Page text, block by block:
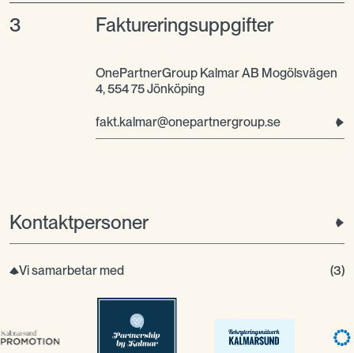
3 Faktureringsuppgifter
OnePartnerGroup Kalmar AB Mogölsvägen
4, 554 75 Jönköping
fakt.kalmar@onepartnergroup.se
Kontaktpersoner
Vi samarbetar med (3)